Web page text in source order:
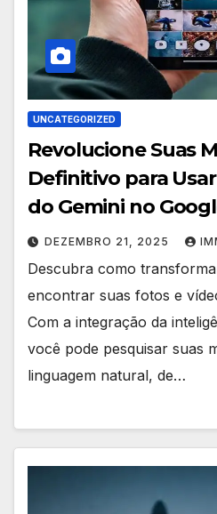
UNCATEGORIZED
Revolucione Suas
Definitivo para
do Gemini no
DEZEMBRO 21, 2025
Descubra como
encontrar suas fotos e
Com a integração da
você pode pesquisar suas
linguagem natural, de…